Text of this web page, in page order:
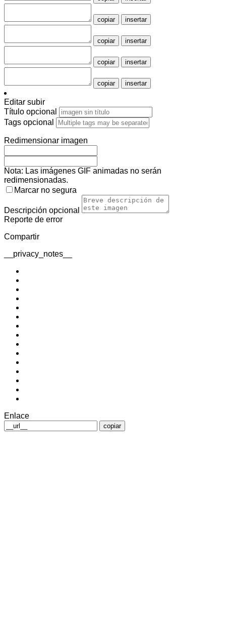
copiar insertar
copiar insertar
copiar insertar
copiar insertar
Editar subir
Título opcional
Tags opcional
Redimensionar imagen
Nota: Las imágenes GIF animadas no serán
redimensionadas.
Marcar no segura
Descripción opcional
Reporte de error
Compartir
__privacy_notes__
Enlace
copiar